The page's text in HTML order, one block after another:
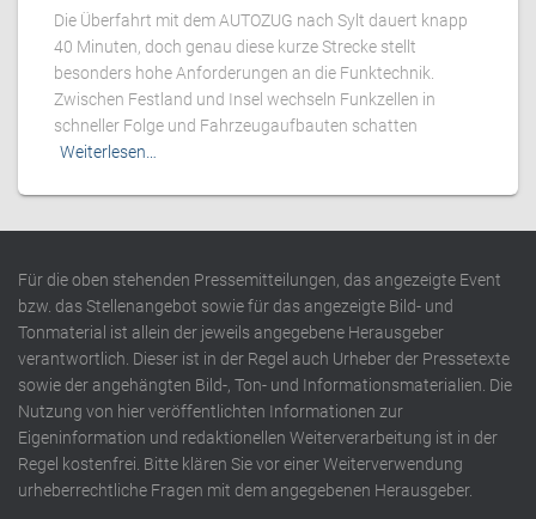
Die Überfahrt mit dem AUTOZUG nach Sylt dauert knapp
40 Minuten, doch genau diese kurze Strecke stellt
besonders hohe Anforderungen an die Funktechnik.
Zwischen Festland und Insel wechseln Funkzellen in
schneller Folge und Fahrzeugaufbauten schatten
Weiterlesen…
Für die oben stehenden Pressemitteilungen, das angezeigte Event
bzw. das Stellenangebot sowie für das angezeigte Bild- und
Tonmaterial ist allein der jeweils angegebene Herausgeber
verantwortlich. Dieser ist in der Regel auch Urheber der Pressetexte
sowie der angehängten Bild-, Ton- und Informationsmaterialien. Die
Nutzung von hier veröffentlichten Informationen zur
Eigeninformation und redaktionellen Weiterverarbeitung ist in der
Regel kostenfrei. Bitte klären Sie vor einer Weiterverwendung
urheberrechtliche Fragen mit dem angegebenen Herausgeber.